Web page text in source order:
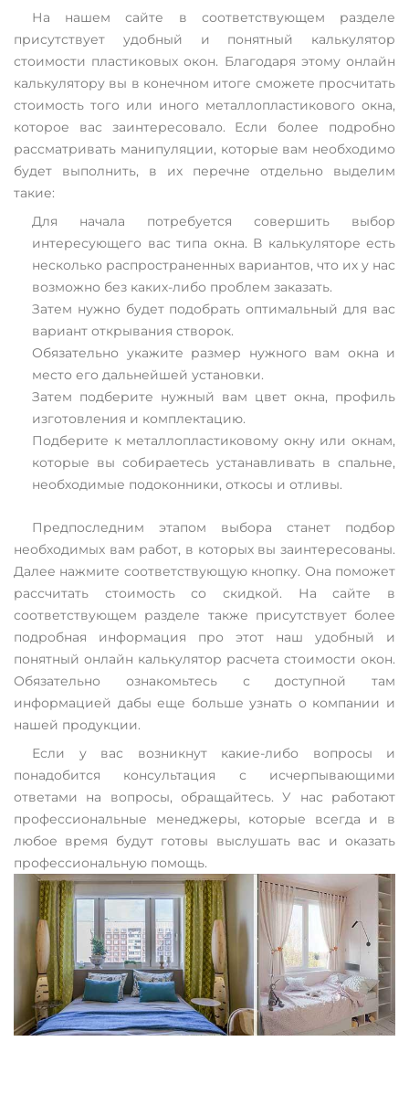
На нашем сайте в соответствующем разделе
присутствует удобный и понятный калькулятор
стоимости пластиковых окон. Благодаря этому онлайн
калькулятору вы в конечном итоге сможете просчитать
стоимость того или иного металлопластикового окна,
которое вас заинтересовало. Если более подробно
рассматривать манипуляции, которые вам необходимо
будет выполнить, в их перечне отдельно выделим
такие:
Для начала потребуется совершить выбор
интересующего вас типа окна. В калькуляторе есть
несколько распространенных вариантов, что их у нас
возможно без каких-либо проблем заказать.
Затем нужно будет подобрать оптимальный для вас
вариант открывания створок.
Обязательно укажите размер нужного вам окна и
место его дальнейшей установки.
Затем подберите нужный вам цвет окна, профиль
изготовления и комплектацию.
Подберите к металлопластиковому окну или окнам,
которые вы собираетесь устанавливать в спальне,
необходимые подоконники, откосы и отливы.
Предпоследним этапом выбора станет подбор
необходимых вам работ, в которых вы заинтересованы.
Далее нажмите соответствующую кнопку. Она поможет
рассчитать стоимость со скидкой. На сайте в
соответствующем разделе также присутствует более
подробная информация про этот наш удобный и
понятный онлайн калькулятор расчета стоимости окон.
Обязательно ознакомьтесь с доступной там
информацией дабы еще больше узнать о компании и
нашей продукции.
Если у вас возникнут какие-либо вопросы и
понадобится консультация с исчерпывающими
ответами на вопросы, обращайтесь. У нас работают
профессиональные менеджеры, которые всегда и в
любое время будут готовы выслушать вас и оказать
профессиональную помощь.